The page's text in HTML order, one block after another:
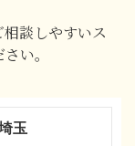
談しやすいス
い。
玉